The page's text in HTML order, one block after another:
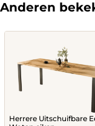
Anderen
Herrere Uitschuifbare